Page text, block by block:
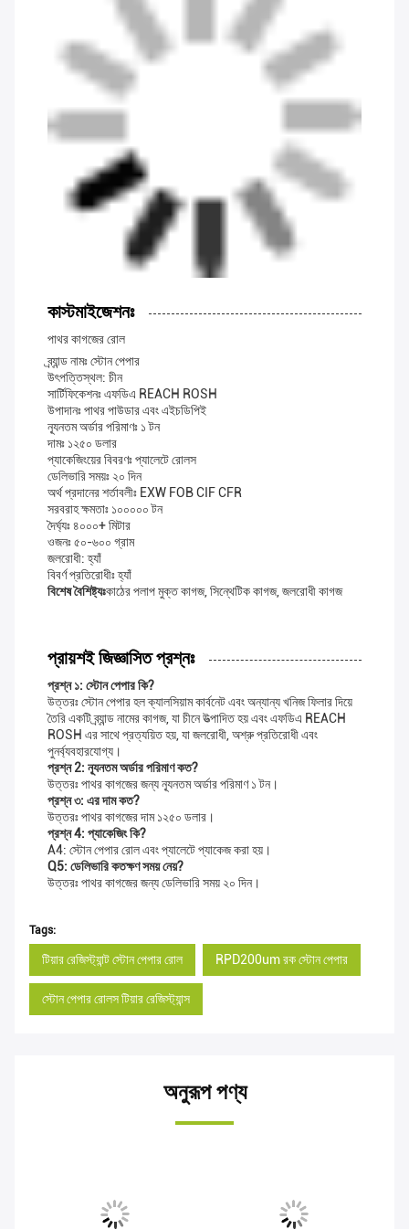
কাস্টমাইজেশনঃ
পাথর কাগজের রোল
ব্র্যান্ড নামঃ স্টোন পেপার
উৎপত্তিস্থল: চীন
সার্টিফিকেশনঃ এফডিএ REACH ROSH
উপাদানঃ পাথর পাউডার এবং এইচডিপিই
ন্যূনতম অর্ডার পরিমাণঃ ১ টন
দামঃ ১২৫০ ডলার
প্যাকেজিংয়ের বিবরণঃ প্যালেটে রোলস
ডেলিভারি সময়ঃ ২০ দিন
অর্থ প্রদানের শর্তাবলীঃ EXW FOB CIF CFR
সরবরাহ ক্ষমতাঃ ১০০০০০ টন
দৈর্ঘ্যঃ ৪০০০+ মিটার
ওজনঃ ৫০-৬০০ গ্রাম
জলরোধী: হ্যাঁ
বিবর্ণ প্রতিরোধীঃ হ্যাঁ
বিশেষ বৈশিষ্ট্যঃকাঠের পলাপ মুক্ত কাগজ, সিন্থেটিক কাগজ, জলরোধী কাগজ
প্রায়শই জিজ্ঞাসিত প্রশ্নঃ
প্রশ্ন ১: স্টোন পেপার কি?
উত্তরঃ স্টোন পেপার হল ক্যালসিয়াম কার্বনেট এবং অন্যান্য খনিজ ফিলার দিয়ে
তৈরি একটি ব্র্যান্ড নামের কাগজ, যা চীনে উত্পাদিত হয় এবং এফডিএ REACH
ROSH এর সাথে প্রত্যয়িত হয়, যা জলরোধী, অশ্রু প্রতিরোধী এবং
পুনর্ব্যবহারযোগ্য।
প্রশ্ন 2: ন্যূনতম অর্ডার পরিমাণ কত?
উত্তরঃ পাথর কাগজের জন্য ন্যূনতম অর্ডার পরিমাণ ১ টন।
প্রশ্ন ৩: এর দাম কত?
উত্তরঃ পাথর কাগজের দাম ১২৫০ ডলার।
প্রশ্ন 4: প্যাকেজিং কি?
A4: স্টোন পেপার রোল এবং প্যালেটে প্যাকেজ করা হয়।
Q5: ডেলিভারি কতক্ষণ সময় নেয়?
উত্তরঃ পাথর কাগজের জন্য ডেলিভারি সময় ২০ দিন।
Tags:
টিয়ার রেজিস্ট্যান্ট স্টোন পেপার রোল RPD200um রক স্টোন পেপার
স্টোন পেপার রোলস টিয়ার রেজিস্ট্যান্স
অনুরূপ পণ্য